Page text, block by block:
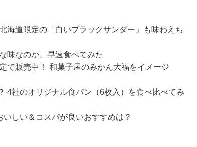
海道限定の「白いブラックサンダー」も味わえち
味なのか、早速食べてみた
で販売中！ 和菓子屋のみかん大福をイメージ
4社のオリジナル食パン（6枚入）を食べ比べてみ
しい＆コスパが良いおすすめは？